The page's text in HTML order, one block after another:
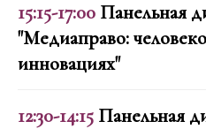
15:15-17:00 Панельная
"Медиаправо:
инновациях"
12:30-14:15 Панельная